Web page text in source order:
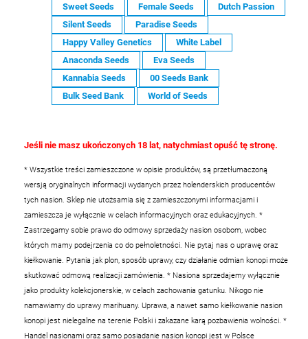
Sweet Seeds
Female Seeds
Dutch Passion
Silent Seeds
Paradise Seeds
Happy Valley Genetics
White Label
Anaconda Seeds
Eva Seeds
Kannabia Seeds
00 Seeds Bank
Bulk Seed Bank
World of Seeds
Jeśli nie masz ukończonych 18 lat, natychmiast opuść tę stronę.
* Wszystkie treści zamieszczone w opisie produktów, są przetłumaczoną
wersją oryginalnych informacji wydanych przez holenderskich producentów
tych nasion. Sklep nie utożsamia się z zamieszczonymi informacjami i
zamieszcza je wyłącznie w celach informacyjnych oraz edukacyjnych. *
Zastrzegamy sobie prawo do odmowy sprzedaży nasion osobom, wobec
których mamy podejrzenia co do pełnoletności. Nie pytaj nas o uprawę oraz
kiełkowanie. Pytania jak plon, sposób uprawy, czy działanie odmian konopi może
skutkować odmową realizacji zamówienia. * Nasiona sprzedajemy wyłącznie
jako produkty kolekcjonerskie, w celach zachowania gatunku. Nikogo nie
namawiamy do uprawy marihuany. Uprawa, a nawet samo kiełkowanie nasion
konopi jest nielegalne na terenie Polski i zakazane karą pozbawienia wolności. *
Handel nasionami oraz samo posiadanie nasion konopi jest w Polsce